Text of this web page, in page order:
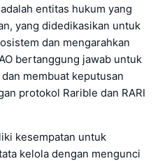
adalah entitas hukum yang
yang didedikasikan untuk
dan mengarahkan
bertanggung jawab untuk
membuat keputusan
protokol Rarible dan RARI
kesempatan untuk
kelola dengan mengunci